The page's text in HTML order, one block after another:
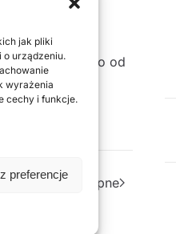
jak pliki
o urządzeniu.
wyrażenia
cechy i funkcje.
preferencje
dnia wolnego od
Następne